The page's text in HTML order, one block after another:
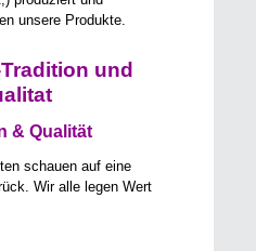
unsere Produkte.
& Qualität
schauen auf eine
Wir alle legen Wert